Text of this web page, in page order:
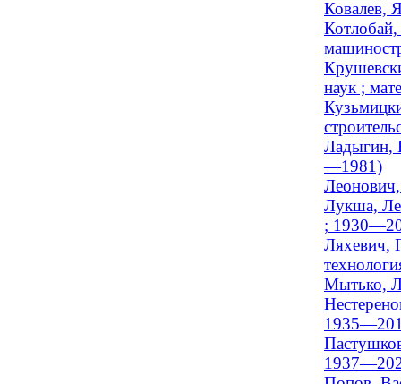
Ковалев,
Котлобай,
наук ;
Ладыгин,
—1981)
Лукша,
;
Ляхевич,
Мытько,